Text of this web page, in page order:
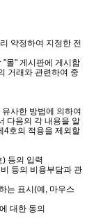
약정하여 지정한 전
몰" 게시판에 게시함
거래와 관련하여 중
사한 방법에 의하여
다음의 각 내용을 알
4호의 적용을 제외할
등의 입력
등의 비용부담과 관
는 표시(예, 마우스
대한 동의